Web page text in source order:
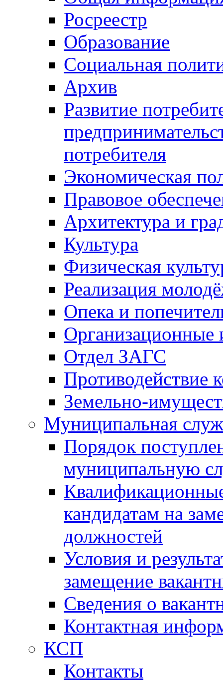
Росреестр
Образование
Социальная
Архив
Развитие
потребителя
Экономическая
Правовое
Архитектура и
Культура
Физическая
Реализация
Опека и
Отдел ЗАГС
Противодействие
Земельно-
Муниципальная
Порядок
муниципальную
кандидатам на
должностей
Условия и
замещение
Сведения о
Контактная
КСП
Контакты